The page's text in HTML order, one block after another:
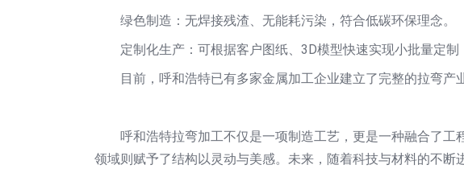
绿色制造：无焊接残渣、无能耗污染，符合低碳环保理念。
定制化生产：可根据客户图纸、3D模型快速实现小批量定制
目前，呼和浩特已有多家金属加工企业建立了完整的拉弯
呼和浩特拉弯加工不仅是一项制造工艺，更是一种融合了
领域则赋予了结构以灵动与美感。未来，随着科技与材料的不